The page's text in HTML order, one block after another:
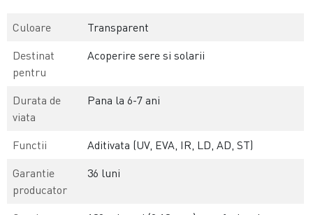
Culoare
Transparent
Destinat
pentru
Acoperire sere si solarii
Durata de
viata
Pana la 6-7 ani
Functii
Aditivata (UV, EVA, IR, LD, AD, ST)
Garantie
producator
36 luni